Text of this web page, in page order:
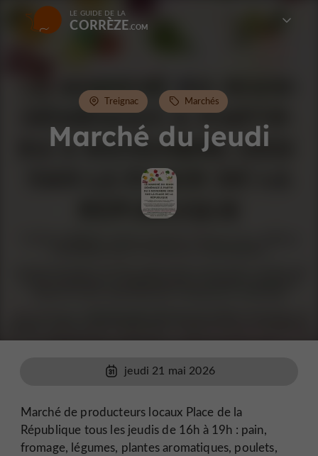
LE GUIDE DE LA
CORRÈZE
Marché du jeudi
Treignac Marchés
jeudi 21 mai 2026
Marché de producteurs locaux Place de la
République tous les jeudis de 16h à 19h : pain,
fromage, légumes, plantes aromatiques, poulets,